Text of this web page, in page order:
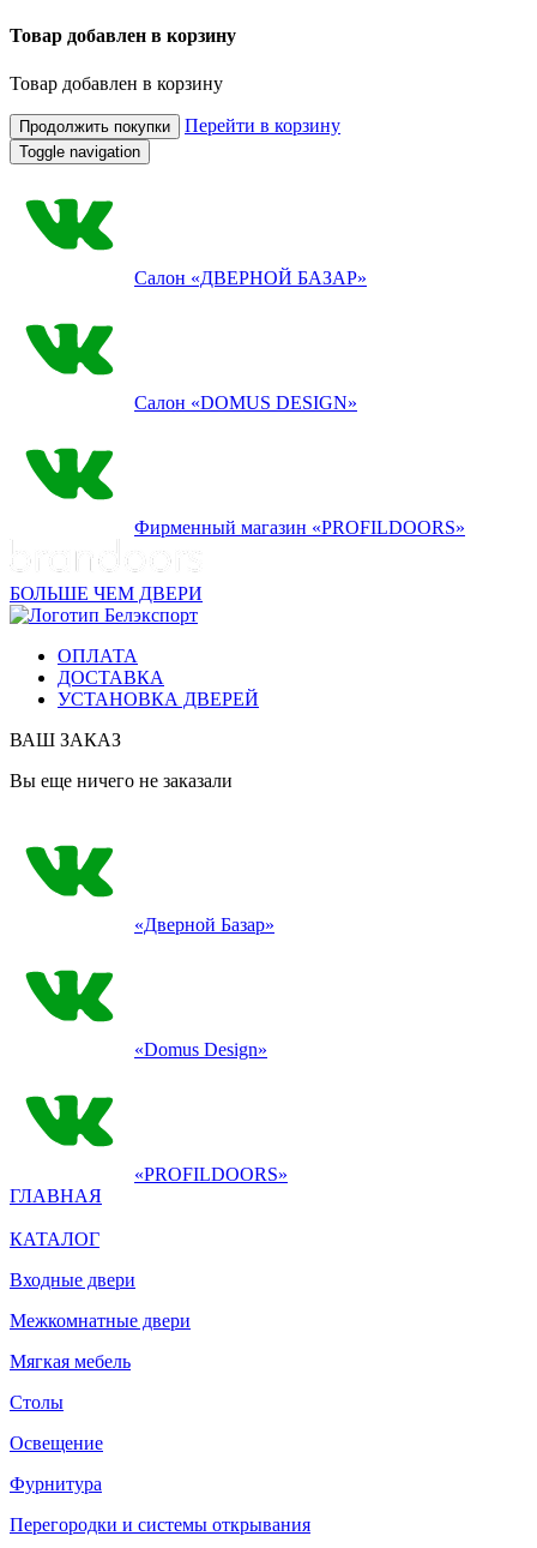
Товар добавлен в корзину
Товар добавлен в корзину
Продолжить покупки Перейти в корзину
Toggle navigation
Салон «ДВЕРНОЙ БАЗАР»
Салон «DOMUS DESIGN»
Фирменный магазин «PROFILDOORS»
БОЛЬШЕ ЧЕМ ДВЕРИ
ОПЛАТА
ДОСТАВКА
УСТАНОВКА ДВЕРЕЙ
ВАШ ЗАКАЗ
Вы еще ничего не заказали
«Дверной Базар»
«Domus Design»
«PROFILDOORS»
ГЛАВНАЯ
КАТАЛОГ
Входные двери
Межкомнатные двери
Мягкая мебель
Столы
Освещение
Фурнитура
Перегородки и системы открывания